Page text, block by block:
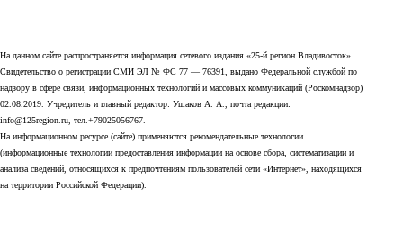
На данном сайте распространяется информация сетевого издания «25-й регион Владивосток».
Свидетельство о регистрации СМИ ЭЛ № ФС 77 — 76391, выдано Федеральной службой по
надзору в сфере связи, информационных технологий и массовых коммуникаций (Роскомнадзор)
02.08.2019. Учредитель и главный редактор: Ушаков А. А., почта редакции:
info@125region.ru, тел.+79025056767.
На информационном ресурсе (сайте) применяются рекомендательные технологии
(информационные технологии предоставления информации на основе сбора, систематизации и
анализа сведений, относящихся к предпочтениям пользователей сети «Интернет», находящихся
на территории Российской Федерации).